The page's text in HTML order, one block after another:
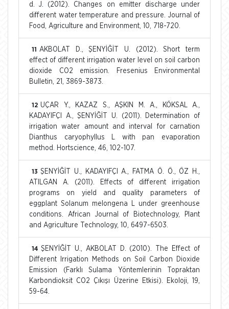
d. J. (2012). Changes on emitter discharge under
different water temperature and pressure. Journal of
Food, Agriculture and Environment, 10, 718-720.
11
AKBOLAT D., ŞENYİĞİT U. (2012). Short term
effect of different irrigation water level on soil carbon
dioxide CO2 emission. Fresenius Environmental
Bulletin, 21, 3869-3873.
12 UÇAR Y., KAZAZ S., AŞKIN M. A., KÖKSAL A.,
KADAYIFÇI A., ŞENYİĞİT U. (2011). Determination of
irrigation water amount and interval for carnation
Dianthus caryophyllus L with pan evaporation
method. Hortscience, 46, 102-107.
13 ŞENYİĞİT U., KADAYIFÇI A., FATMA Ö. Ö., ÖZ H.,
ATILGAN A. (2011). Effects of different irrigation
programs on yield and quality parameters of
eggplant Solanum melongena L under greenhouse
conditions. African Journal of Biotechnology, Plant
and Agriculture Technology, 10, 6497-6503.
14 ŞENYİĞİT U., AKBOLAT D. (2010). The Effect of
Different Irrigation Methods on Soil Carbon Dioxide
Emission (Farklı Sulama Yöntemlerinin Topraktan
Karbondioksit CO2 Çıkışı Üzerine Etkisi). Ekoloji, 19,
59-64.